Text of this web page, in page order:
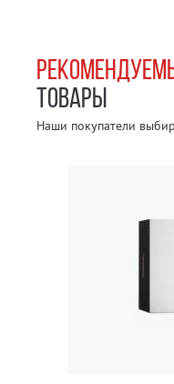
ТОВАРЫ
Наши покупатели